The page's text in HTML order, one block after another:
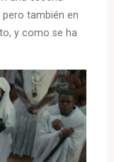
también en
y como se ha